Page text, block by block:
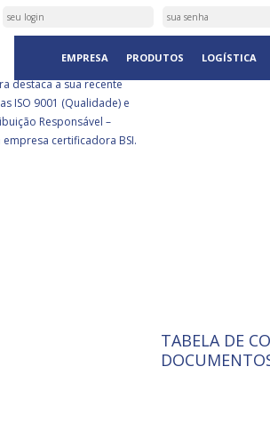
EMPRESA PRODUTOS LOGÍSTICA
É
BSI
destaca a sua recente
ISO 9001 (Qualidade) e
Responsável –
certificadora BSI.
ISO 9001:
A
TABELA DE